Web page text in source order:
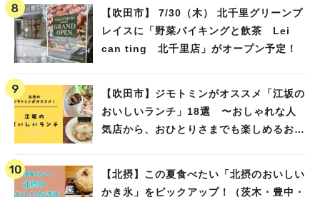
【吹田市】 7/30（木） 北千里グリーンプ
レイスに「野菜バイキングと飲茶 Lei
can ting 北千里店」がオープン予定！
【吹田市】ジモトミンがオススメ「江坂の
おいしいランチ」18選 〜おしゃれな人
気店から、おひとりさまでも楽しめるお店
【北摂】この夏食べたい「北摂のおいしい
かき氷」をピックアップ！（茨木・豊中・